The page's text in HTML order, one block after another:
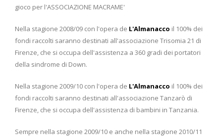
gioco per l'ASSOCIAZIONE MACRAME'
Nella stagione 2008/09 con l'opera de L'Almanacco il 100% dei
fondi raccolti saranno destinati all'associazione Trisomia 21 di
Firenze, che si occupa dell'assistenza a 360 gradi dei portatori
della sindrome di Down.
Nella stagione 2009/10 con l'opera de L'Almanacco il 100% dei
fondi raccolti saranno destinati all'associazione Tanzarò di
Firenze, che si occupa dell'assistenza di bambini in Tanzania.
Sempre nella stagione 2009/10 e anche nella stagione 2010/11